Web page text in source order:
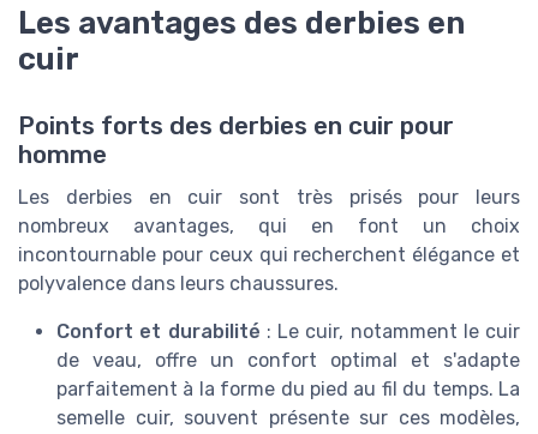
Les avantages des derbies en
cuir
Points forts des derbies en cuir pour
homme
Les derbies en cuir sont très prisés pour leurs
nombreux avantages, qui en font un choix
incontournable pour ceux qui recherchent élégance et
polyvalence dans leurs chaussures.
Confort et durabilité : Le cuir, notamment le cuir
de veau, offre un confort optimal et s'adapte
parfaitement à la forme du pied au fil du temps. La
semelle cuir, souvent présente sur ces modèles,